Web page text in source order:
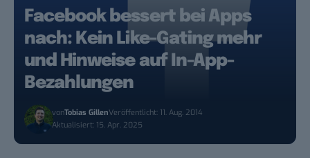
Facebook bessert bei Apps
nach: Kein Like-Gating mehr
und Hinweise auf In-App-
Bezahlungen
vonTobias GillenVeröffentlicht: 11. Aug. 2014
Aktualisiert: 15. Apr. 2025